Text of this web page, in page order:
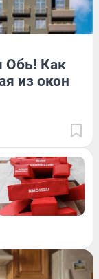
Обь! Как
из окон